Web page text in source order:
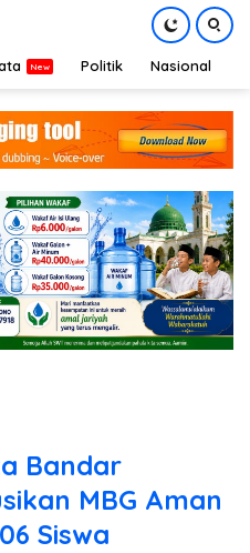
Politik Nasional
Bandar
MBG Aman
Siswa